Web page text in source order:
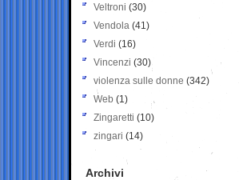
Veltroni (30)
Vendola (41)
Verdi (16)
Vincenzi (30)
violenza sulle donne (342)
Web (1)
Zingaretti (10)
zingari (14)
Archivi